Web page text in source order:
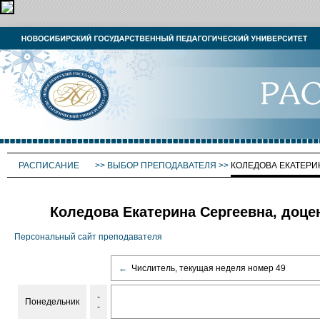
РАСПИСАНИЕ >> ВЫБОР ПРЕПОДАВАТЕЛЯ >> КОЛЕДОВА
Коледова Екатерина Сергеевна,
Персональный сайт преподавателя
← Числитель, текущая неделя номер 49
Понедельник
-
-